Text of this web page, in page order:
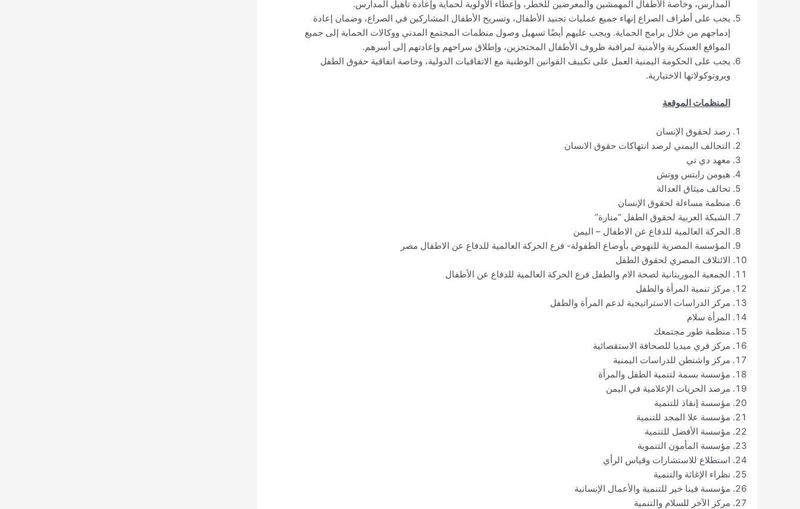
المدارس، وخاصة الأطفال المهمشين والمعرضين للخطر، وإعطاء الأولوية لحماية وإعادة تأهيل المدارس.
يجب على أطراف الصراع إنهاء جميع عمليات تجنيد الأطفال، وتسريح الأطفال المشاركين في الصراع، وضمان إعادة
إدماجهم من خلال برامج الحماية. ويجب عليهم أيضًا تسهيل وصول منظمات المجتمع المدني ووكالات الحماية إلى جميع
المواقع العسكرية والأمنية لمراقبة ظروف الأطفال المحتجزين، وإطلاق سراحهم وإعادتهم إلى أسرهم.
يجب على الحكومة اليمنية العمل على تكييف القوانين الوطنية مع الاتفاقيات الدولية، وخاصة اتفاقية حقوق الطفل
وبروتوكولاتها الاختيارية.
المنظمات الموقعة
رصد لحقوق الإنسان
التحالف اليمني لرصد انتهاكات حقوق الانسان
معهد دي تي
هيومن رايتس ووتش
تحالف ميثاق العدالة
منظمة مساءلة لحقوق الإنسان
الشبكة العربية لحقوق الطفل “منارة”
الحركة العالمية للدفاع عن الاطفال – اليمن
المؤسسة المصرية للنهوض بأوضاع الطفولة- فرع الحركة العالمية للدفاع عن الاطفال مصر
الائتلاف المصري لحقوق الطفل
الجمعية الموريتانية لصحة الام والطفل فرع الحركة العالمية للدفاع عن الأطفال
مركز تنمية المرأة والطفل
مركز الدراسات الاستراتيجية لدعم المرأة والطفل
المرأة سلام
منظمة طور مجتمعك
مركز فري ميديا للصحافة الاستقصائية
مركز واشنطن للدراسات اليمنية
مؤسسة بسمة لتنمية الطفل والمرأة
مرصد الحريات الإعلامية في اليمن
مؤسسة إنقاذ للتنمية
مؤسسة علا المجد للتنمية
مؤسسة الأفضل للتنمية
مؤسسة المأمون التنموية
استطلاع للاستشارات وقياس الرأي
نظراء الإغاثة والتنمية
مؤسسة فينا خير للتنمية والأعمال الإنسانية
مركز الآخر للسلام والتنمية